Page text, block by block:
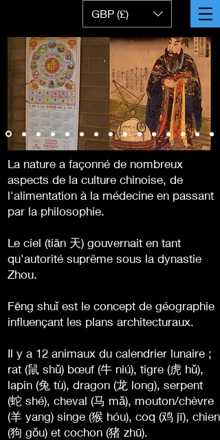
GBP (£)
La nature a façonné de nombreux
aspects de la culture chinoise, de
l'alimentation à la médecine en passant
par la philosophie.
Le ciel (tiān 天) gouvernait en tant
qu'autorité suprême sous la dynastie
Zhou.
Fēng shuǐ est le concept de géographie
influençant les plans architecturaux.
Il y a 12 animaux du calendrier lunaire ;
rat (鼠 shǔ) bœuf (牛 niú), tigre (虎 hǔ),
lapin (兔 tù), dragon (龙 long), serpent
(蛇 shé), cheval (马 mǎ), mouton/chèvre
(羊 yang) singe (猴 hóu), coq (鸡 jī), chien
(狗 gǒu) et cochon (猪 zhū).